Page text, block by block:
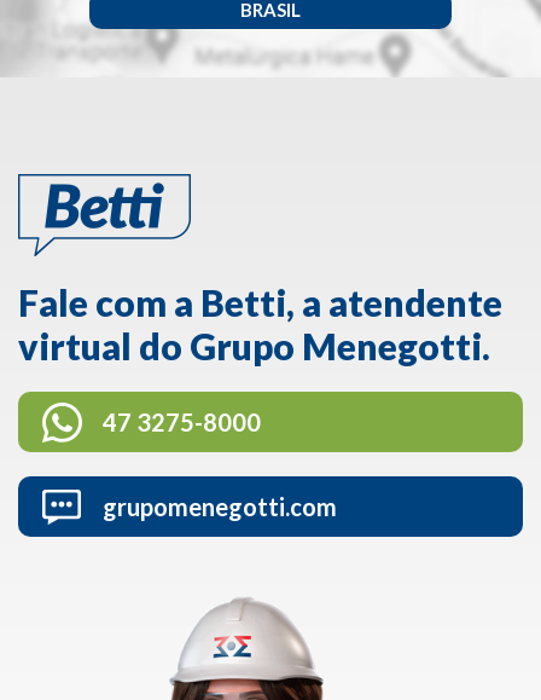
BRASIL
Fale com a Betti, a atendente
virtual do Grupo Menegotti.
47 3275-8000
grupomenegotti.com